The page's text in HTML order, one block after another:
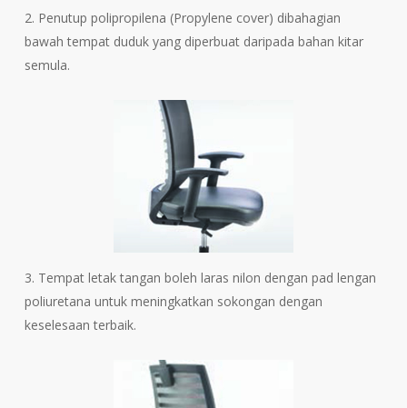
2. Penutup polipropilena (Propylene cover) dibahagian
bawah tempat duduk yang diperbuat daripada bahan kitar
semula.
3. Tempat letak tangan boleh laras nilon dengan pad lengan
poliuretana untuk meningkatkan sokongan dengan
keselesaan terbaik.